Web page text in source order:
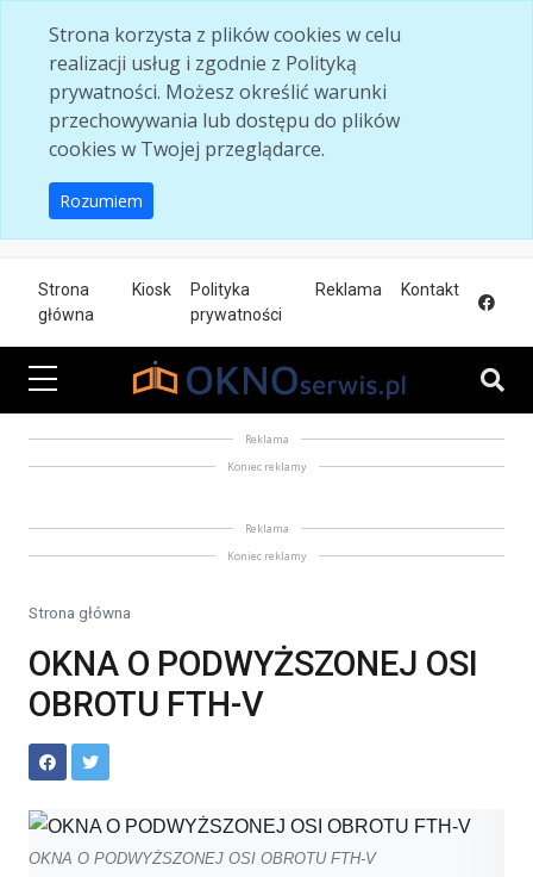
Strona korzysta z plików cookies w celu
realizacji usług i zgodnie z Polityką
prywatności. Możesz określić warunki
przechowywania lub dostępu do plików
cookies w Twojej przeglądarce.
Rozumiem
Strona
główna
Kiosk
Polityka
prywatności
Reklama Kontakt
Reklama
Koniec reklamy
Reklama
Koniec reklamy
Strona główna
OKNA O PODWYŻSZONEJ OSI
OBROTU FTH-V
OKNA O PODWYŻSZONEJ OSI OBROTU FTH-V